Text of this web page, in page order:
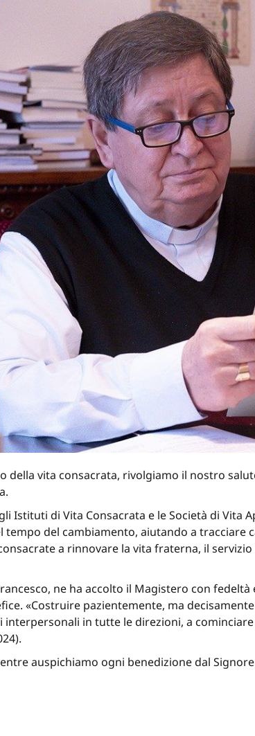
vita consacrata, rivolgiamo il nostro
Istituti di Vita Consacrata e le Società di Vita
tempo del cambiamento, aiutando a
a rinnovare la vita fraterna, il
ne ha accolto il Magistero con
«Costruire pazientemente, ma
in tutte le direzioni, a
auspichiamo ogni benedizione dal